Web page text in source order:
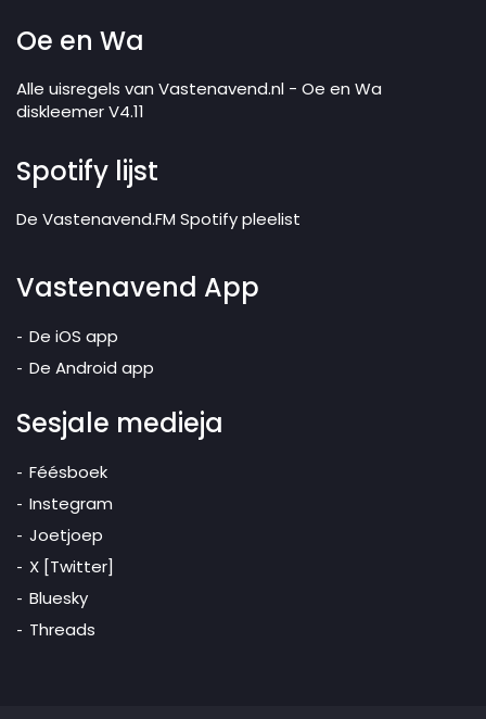
Oe en Wa
Alle uisregels van Vastenavend.nl - Oe en Wa
diskleemer V4.11
Spotify lijst
De Vastenavend.FM Spotify pleelist
Vastenavend App
De iOS app
De Android app
Sesjale medieja
Féésboek
Instegram
Joetjoep
X [Twitter]
Bluesky
Threads